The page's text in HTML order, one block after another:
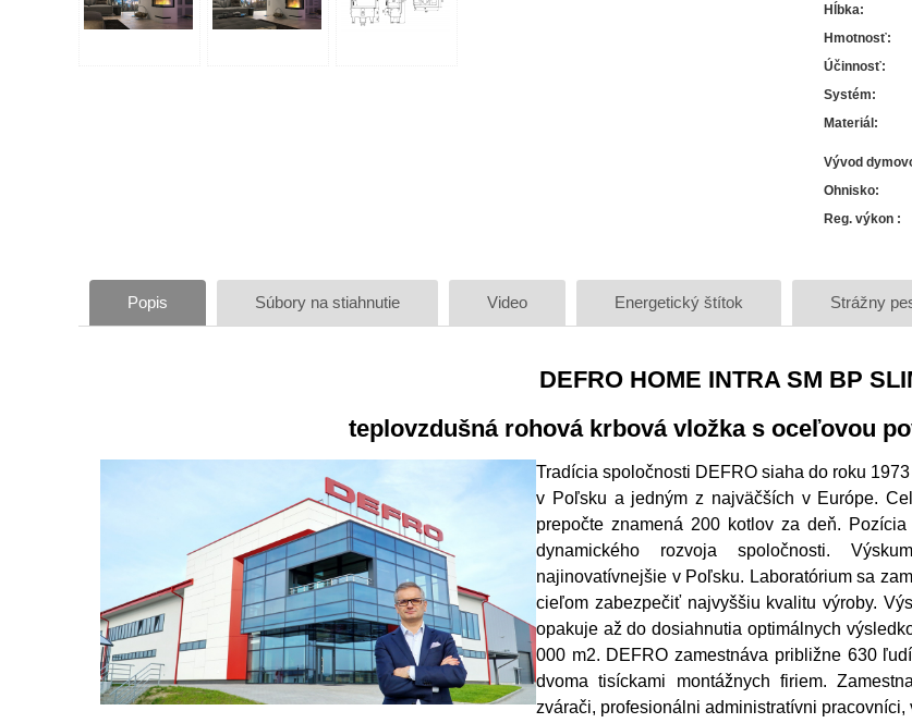
Hĺbka:
Hmotnosť:
Účinnosť:
Systém:
Materiál :
Vývod
Ohnisko:
Reg. výkon :
Popis Súbory na stiahnutie Video Energetický štítok Strážny
DEFRO HOME INTRA SM BP
teplovzdušná rohová krbová vložka s oceľovou
Tradícia spoločnosti DEFRO siaha do roku
v Poľsku a jedným z najväčších v Európe.
prepočte znamená 200 kotlov za deň.
dynamického rozvoja spoločnosti.
najinovatívnejšie v Poľsku. Laboratórium sa
cieľom zabezpečiť najvyššiu kvalitu výroby.
opakuje až do dosiahnutia optimálnych
000 m2. DEFRO zamestnáva približne 630
dvoma tisíckami montážnych firiem.
zvárači, profesionálni administratívni